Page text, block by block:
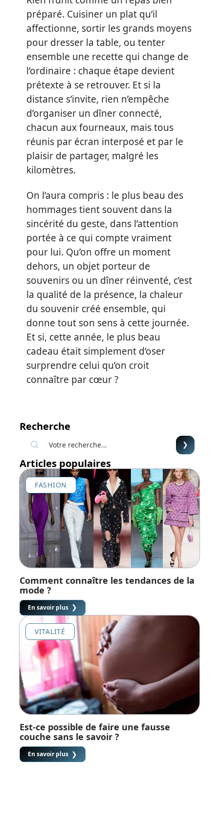
préparé. Cuisiner un plat qu’il
affectionne, sortir les grands moyens
pour dresser la table, ou tenter
ensemble une recette qui change de
l’ordinaire : chaque étape devient
prétexte à se retrouver. Et si la
distance s’invite, rien n’empêche
d’organiser un dîner connecté,
chacun aux fourneaux, mais tous
réunis par écran interposé et par le
plaisir de partager, malgré les
kilomètres.
On l’aura compris : le plus beau des
hommages tient souvent dans la
sincérité du geste, dans l’attention
portée à ce qui compte vraiment
pour lui. Qu’on offre un moment
dehors, un objet porteur de
souvenirs ou un dîner réinventé, c’est
la qualité de la présence, la chaleur
du souvenir créé ensemble, qui
donne tout son sens à cette journée.
Et si, cette année, le plus beau
cadeau était simplement d’oser
surprendre celui qu’on croit
connaître par cœur ?
Recherche
Articles populaires
FASHION
Comment connaître les tendances de la
mode ?
En savoir plus
VITALITÉ
Est-ce possible de faire une fausse
couche sans le savoir ?
En savoir plus